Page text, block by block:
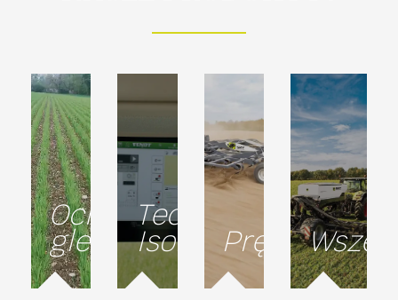
Ochrona
gleby
Technologia
IsobusPrędkość